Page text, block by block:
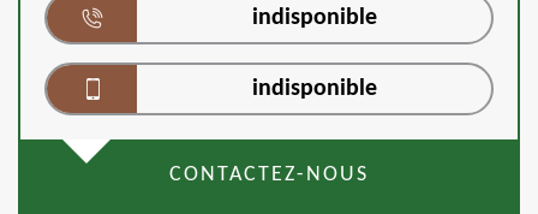
indisponible
indisponible
CONTACTEZ-NOUS